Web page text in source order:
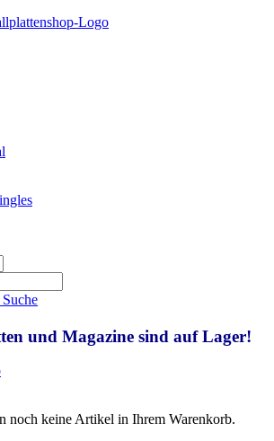
und Magazine sind auf Lager!
noch keine Artikel in Ihrem Warenkorb.